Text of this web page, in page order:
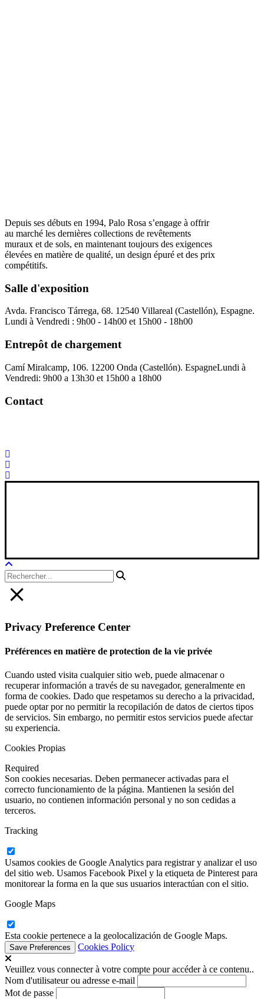
Depuis ses débuts en 1994, Palo Rosa s’engage à offrir
au marché les dernières collections de revêtements
muraux et de sols, en maintenant toujours des exigences
élevées en matière de qualité, un design épuré et des prix
compétitifs.
Salle d'exposition
Avda. Francisco Tárrega, 68. 12540 Villareal (Castellón), Espagne.
Lundi à Vendredi : 9h00 - 14h00 et 15h00 - 18h00
Entrepôt de chargement
Camí Miralcamp, 106. 12200 Onda (Castellón). EspagneLundi à
Vendredi: 9h00 a 13h30 et 15h00 a 18h00
Contact
Privacy Preference Center
Préférences en matière de protection de la vie privée
Cuando usted visita cualquier sitio web, puede almacenar o
recuperar información a través de su navegador, generalmente en
forma de cookies. Dado que respetamos su derecho a la privacidad,
puede optar por no permitir la recopilación de datos de ciertos tipos
de servicios. Sin embargo, no permitir estos servicios puede afectar
su experiencia.
Cookies Propias
Required
Son cookies necesarias. Deben permanecer activadas para el
correcto funcionamiento de la página. Mantienen la sesión del
usuario, no contienen información personal y no son cedidas a
terceros.
Tracking
Usamos cookies de Google Analytics para registrar y analizar el uso
del sitio web. Usamos Facebook Pixel y la etiqueta de Pinterest para
monitorear la forma en la que sus usuarios interactúan con el sitio.
Google Maps
Esta cookie pertenece a la geolocalización de Google Maps.
Cookies Policy
Veuillez vous connecter à votre compte pour accéder à ce contenu..
Nom d'utilisateur ou adresse e-mail
Mot de passe